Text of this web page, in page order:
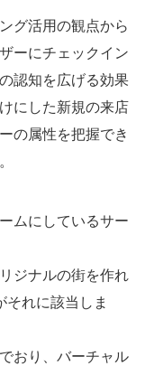
グ活用の観点から
ーにチェックイン
認知を広げる効果
にした新規の来店
の属性を把握でき
ムにしているサー
ジナルの街を作れ
それに該当しま
おり、バーチャル